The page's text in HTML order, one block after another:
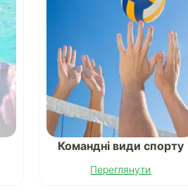
Командні види спорту
Переглянути